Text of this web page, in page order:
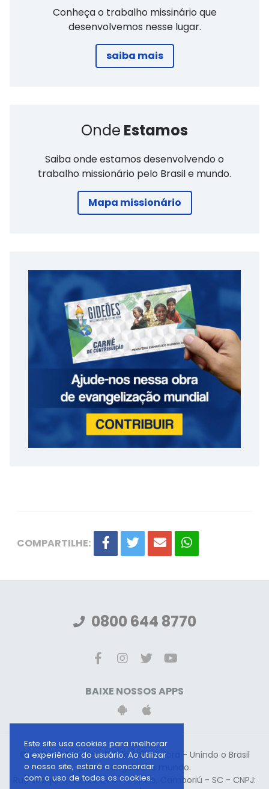
Conheça o trabalho missinário que
desenvolvemos nesse lugar.
saiba mais
Onde Estamos
Saiba onde estamos desenvolvendo o
trabalho missionário pelo Brasil e mundo.
Mapa missionário
COMPARTILHE:
Este site usa cookies para melhorar
a experiência do usuário. Ao utilizar
o nosso site, estará a concordar
com o uso de todos os cookies.
0800 644 8770
BAIXE NOSSOS APPS
© Gideões Missionários da Última Hora - Unindo o Brasil
para evangelizar o mundo.
Rua Joaquim Nunes, 244 - Centro, Camboriú - SC - CNPJ: